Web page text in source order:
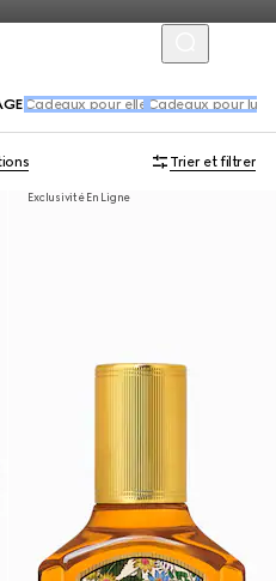
Cadeaux pour elle Cadeaux pour lui
Trier et filtrer
Exclusivité En Ligne